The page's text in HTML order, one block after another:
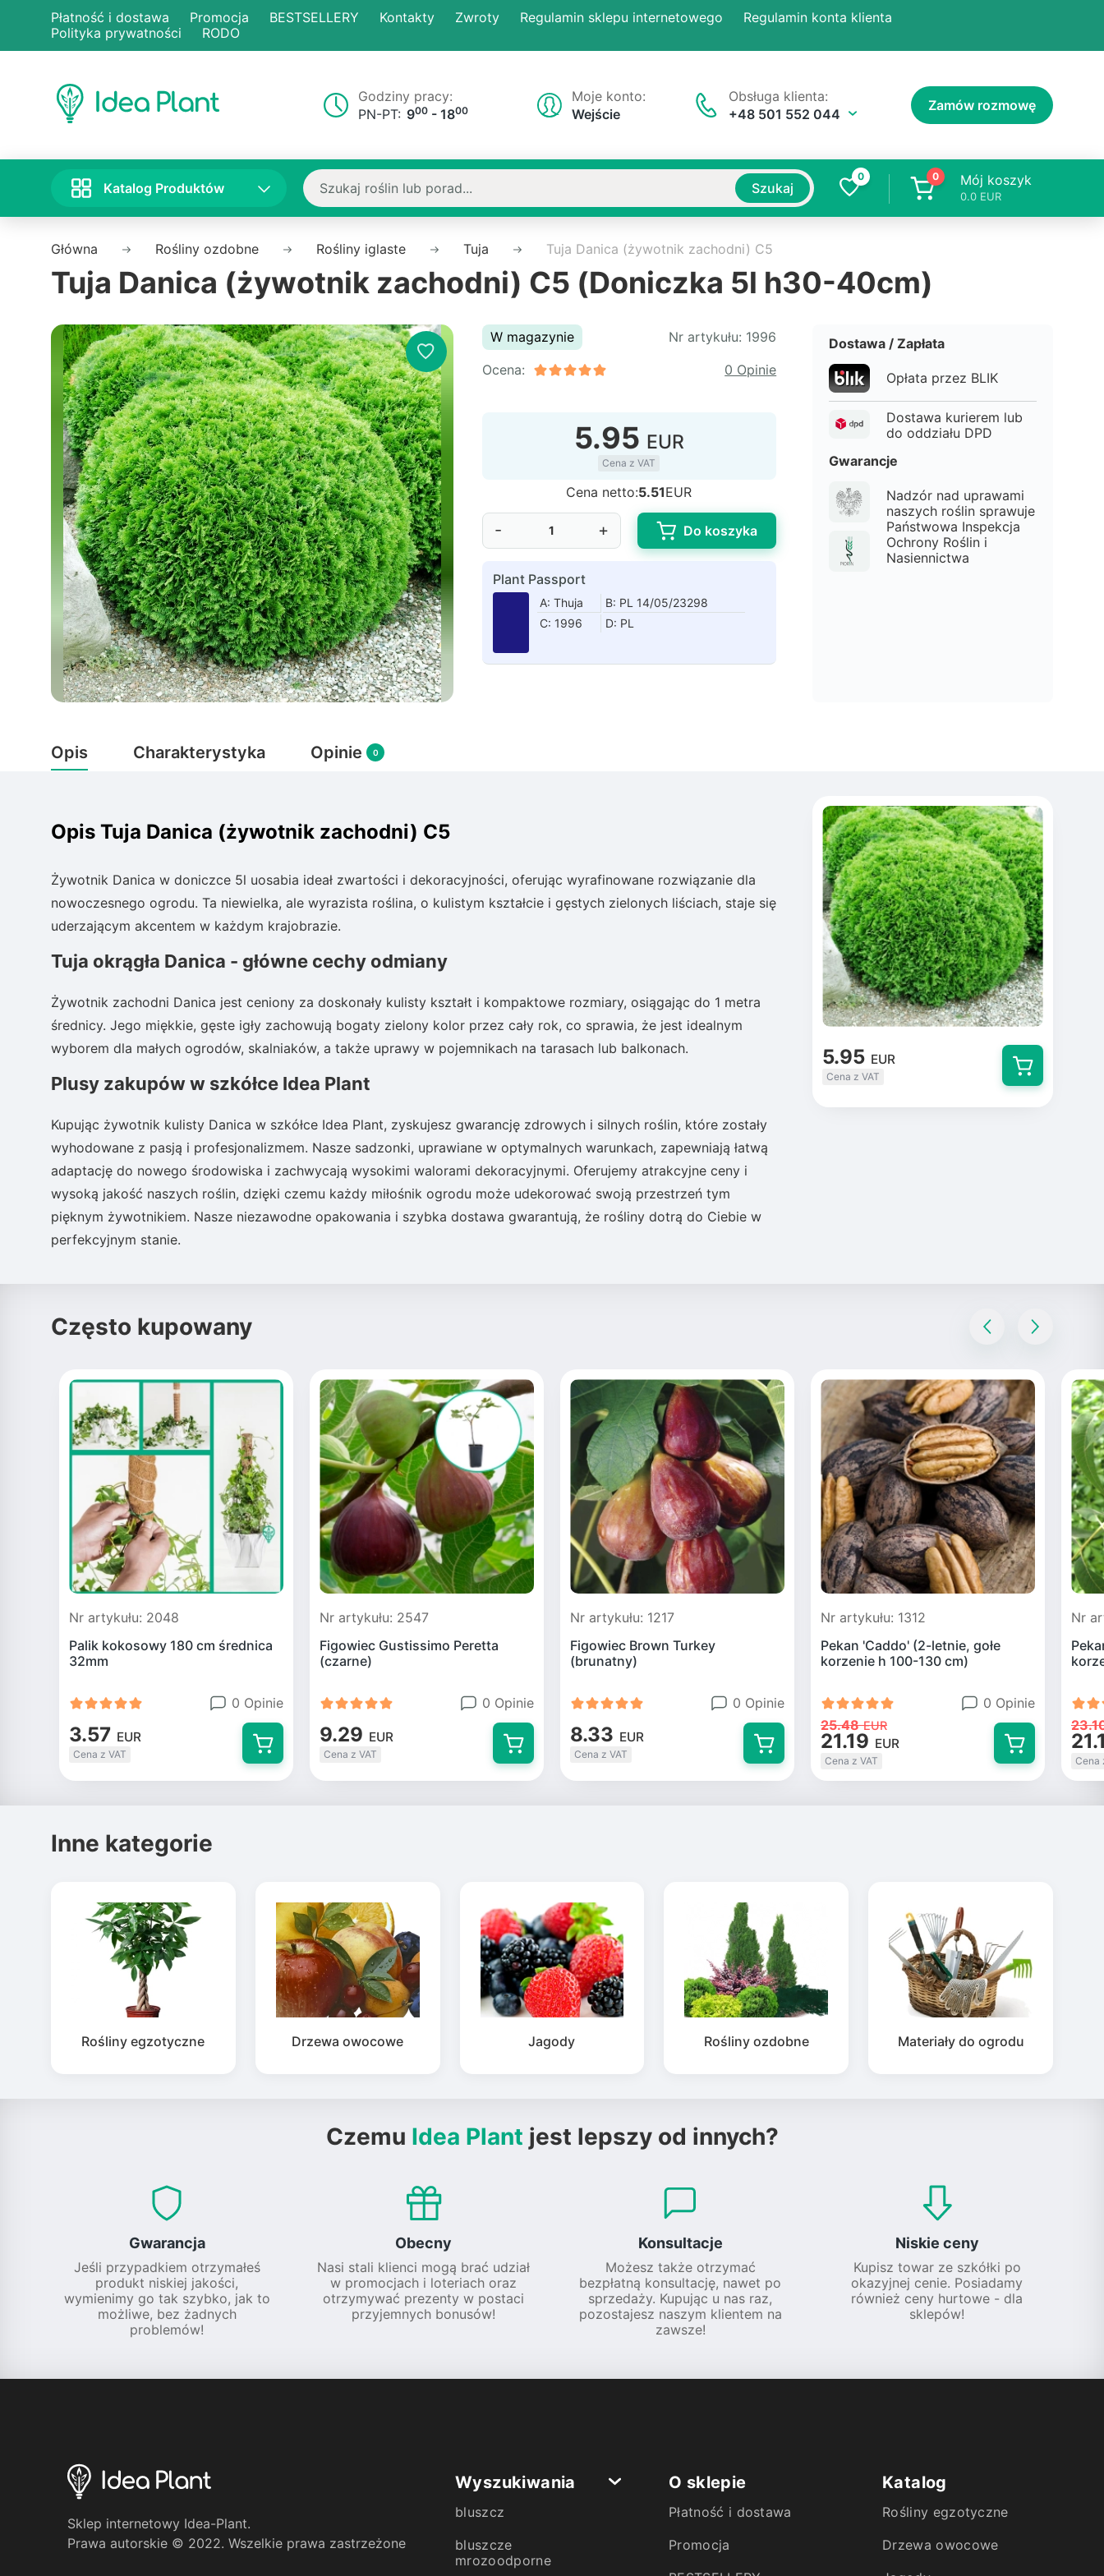
Płatność i dostawa Promocja BESTSELLERY Kontakty Zwroty Regulamin sklepu internetowego
Regulamin konta klienta
Polityka prywatności
RODO
Godziny pracy:
PN-PT: 900 - 1800
Obsługa klienta:
+48 501 552 044
Moje konto:
Wejście
Zamów rozmowę
Katalog Produktów Szukaj
0 0 Mój koszyk
0.0 EUR
Główna Rośliny ozdobne Rośliny iglaste Tuja Tuja Danica (żywotnik zachodni) C5
Tuja Danica (żywotnik zachodni) C5 (Doniczka 5l h30-40cm)
W magazynie Nr artykułu: 1996
Ocena:
0 Opinie
5.95 EUR
Cena z VAT
Cena netto:5.51EUR
- + Do koszyka
Plant Passport
A: Thuja
B: PL 14/05/23298
C: 1996
D: PL
Dostawa / Zapłata
Opłata przez BLIK
Dostawa kurierem lub
do oddziału DPD
Gwarancje
Nadzór nad uprawami
naszych roślin sprawuje
Państwowa Inspekcja
Ochrony Roślin i
Nasiennictwa
Opis Charakterystyka Opinie 0
Opis Tuja Danica (żywotnik zachodni) C5
Żywotnik Danica w doniczce 5l uosabia ideał zwartości i dekoracyjności, oferując wyrafinowane rozwiązanie dla
nowoczesnego ogrodu. Ta niewielka, ale wyrazista roślina, o kulistym kształcie i gęstych zielonych liściach, staje się
uderzającym akcentem w każdym krajobrazie.
Tuja okrągła Danica - główne cechy odmiany
Żywotnik zachodni Danica jest ceniony za doskonały kulisty kształt i kompaktowe rozmiary, osiągając do 1 metra
średnicy. Jego miękkie, gęste igły zachowują bogaty zielony kolor przez cały rok, co sprawia, że jest idealnym
wyborem dla małych ogrodów, skalniaków, a także uprawy w pojemnikach na tarasach lub balkonach.
Plusy zakupów w szkółce Idea Plant
Kupując żywotnik kulisty Danica w szkółce Idea Plant, zyskujesz gwarancję zdrowych i silnych roślin, które zostały
wyhodowane z pasją i profesjonalizmem. Nasze sadzonki, uprawiane w optymalnych warunkach, zapewniają łatwą
adaptację do nowego środowiska i zachwycają wysokimi walorami dekoracyjnymi. Oferujemy atrakcyjne ceny i
wysoką jakość naszych roślin, dzięki czemu każdy miłośnik ogrodu może udekorować swoją przestrzeń tym
pięknym żywotnikiem. Nasze niezawodne opakowania i szybka dostawa gwarantują, że rośliny dotrą do Ciebie w
perfekcyjnym stanie.
5.95 EUR
Cena z VAT
Często kupowany
Nr artykułu: 2048
Palik kokosowy 180 cm średnica
32mm
0 Opinie
3.57 EUR
Cena z VAT
Nr artykułu: 2547
Figowiec Gustissimo Peretta
(czarne)
0 Opinie
9.29 EUR
Cena z VAT
Nr artykułu: 1217
Figowiec Brown Turkey
(brunatny)
0 Opinie
8.33 EUR
Cena z VAT
Nr artykułu: 1312
Pekan 'Caddo' (2-letnie, gołe
korzenie h 100-130 cm)
0 Opinie
25.48 EUR
21.19 EUR
Cena z VAT
Nr
Cena
Inne kategorie
Rośliny egzotyczne Drzewa owocowe Jagody Rośliny ozdobne Materiały do ogrodu
Czemu Idea Plant jest lepszy od innych?
Gwarancja
Jeśli przypadkiem otrzymałeś
produkt niskiej jakości,
wymienimy go tak szybko, jak to
możliwe, bez żadnych
problemów!
Obecny
Nasi stali klienci mogą brać udział
w promocjach i loteriach oraz
otrzymywać prezenty w postaci
przyjemnych bonusów!
Konsultacje
Możesz także otrzymać
bezpłatną konsultację, nawet po
sprzedaży. Kupując u nas raz,
pozostajesz naszym klientem na
zawsze!
Niskie ceny
Kupisz towar ze szkółki po
okazyjnej cenie. Posiadamy
również ceny hurtowe - dla
sklepów!
Sklep internetowy Idea-Plant.
Prawa autorskie © 2022. Wszelkie prawa zastrzeżone
Wyszukiwania
bluszcz
bluszcze
mrozoodporne
O sklepie
Płatność i dostawa
Promocja
Katalog
Rośliny egzotyczne
Drzewa owocowe